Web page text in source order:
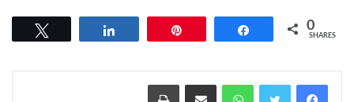
Share 0
SHARES
واتساب مشاركة عبر البريد طباعة